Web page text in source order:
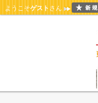
ようこそゲスト さん